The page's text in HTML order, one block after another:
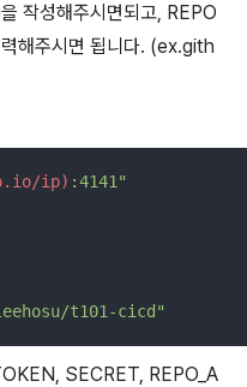
작성해주시면되고, REPO
해주시면 됩니다. (ex.gith
ip) :4141"
t101-cicd"
SECRET, REPO_A